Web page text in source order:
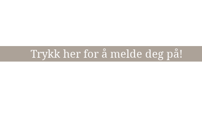
Trykk her for å melde deg på!